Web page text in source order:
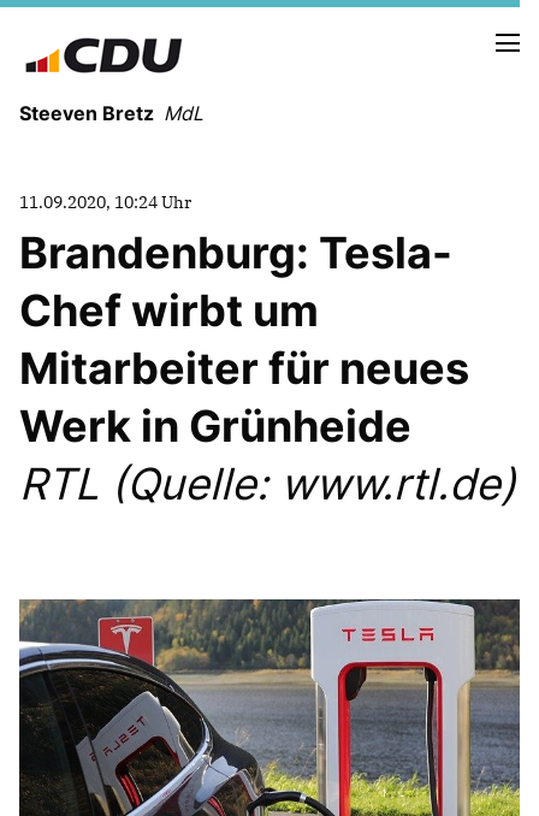
Steeven Bretz MdL
VITA
WAHLKREISBESUCHE
PRESSEFOTOS
MEIN BÜRGERBÜRO
MEIN WAHLKREIS
ZIELE
CDU Deutschland
CDU Fraktion im Brandenburger Landtag
CDU Brandenburg
CDU Potsdam
11.09.2020, 10:24 Uhr
Brandenburg: Tesla-
Chef wirbt um
Mitarbeiter für neues
Werk in Grünheide
RTL (Quelle: www.rtl.de)